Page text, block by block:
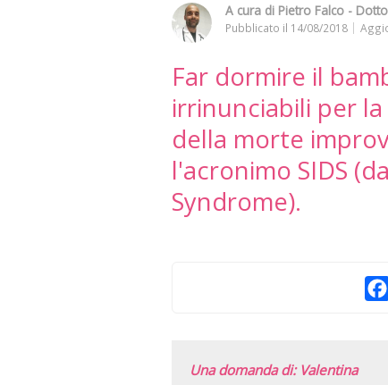
A cura di Pietro Falco -
Pubblicato il 14/08/2018
Far dormire il
irrinunciabili per
della morte
l'acronimo SIDS
Syndrome).
Una domanda di: Valentina